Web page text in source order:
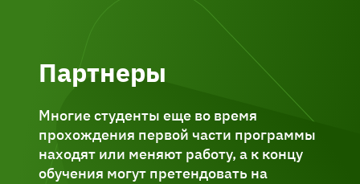
Партнеры
Многие студенты еще во время
прохождения первой части программы
находят или меняют работу, а к концу
обучения могут претендовать на